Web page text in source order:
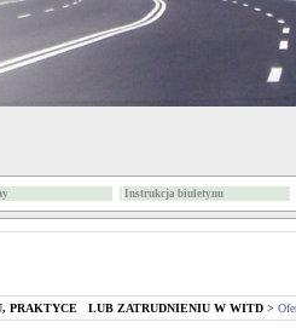
Instrukcja biuletynu
PRAKTYCE LUB ZATRUDNIENIU W WITD >